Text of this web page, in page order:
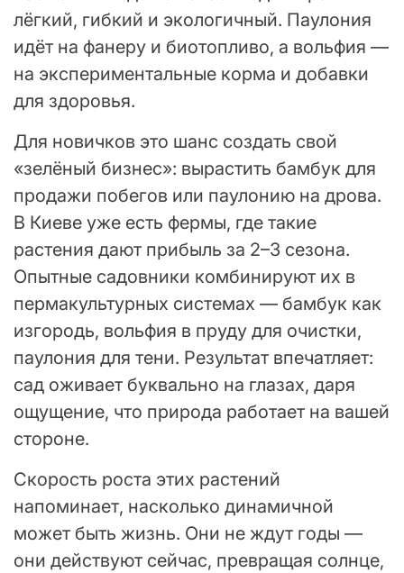
лёгкий, гибкий и экологичный. Паулония
идёт на фанеру и биотопливо, а вольфия —
на экспериментальные корма и добавки
для здоровья.
Для новичков это шанс создать свой
«зелёный бизнес»: вырастить бамбук для
продажи побегов или паулонию на дрова.
В Киеве уже есть фермы, где такие
растения дают прибыль за 2–3 сезона.
Опытные садовники комбинируют их в
пермакультурных системах — бамбук как
изгородь, вольфия в пруду для очистки,
паулония для тени. Результат впечатляет:
сад оживает буквально на глазах, даря
ощущение, что природа работает на вашей
стороне.
Скорость роста этих растений
напоминает, насколько динамичной
может быть жизнь. Они не ждут годы —
они действуют сейчас, превращая солнце,